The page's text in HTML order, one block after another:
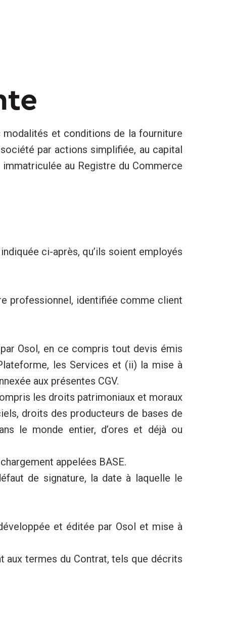
modalités et conditions de la fourniture
par actions simplifiée, au capital
au Registre du Commerce
ci-après, qu’ils soient employés
professionnel, identifiée comme client
Osol, en ce compris tout devis émis
les Services et (ii) la mise à
aux présentes CGV.
les droits patrimoniaux et moraux
droits des producteurs de bases de
le monde entier, d’ores et déjà ou
appelées BASE.
de signature, la date à laquelle le
et éditée par Osol et mise à
aux termes du Contrat, tels que décrits